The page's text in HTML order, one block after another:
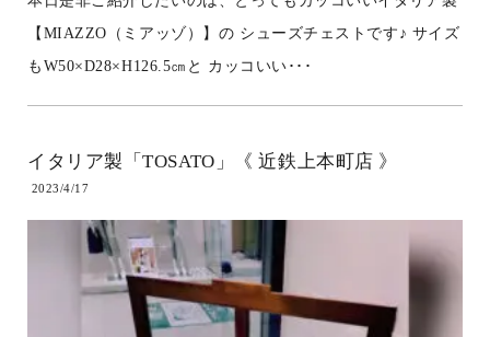
【MIAZZO（ミアッゾ）】の シューズチェストです♪ サイズ
もW50×D28×H126.5㎝と カッコいい･･･
イタリア製「TOSATO」《 近鉄上本町店 》
2023/4/17